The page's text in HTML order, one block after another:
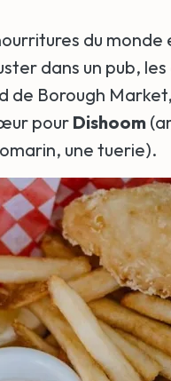
du
dans un pub,
de Borough
pour Dishoom
une tuerie).